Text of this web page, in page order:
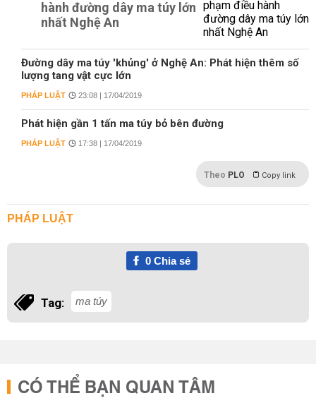
hành đường dây ma túy lớn
nhất Nghệ An
Đường dây ma túy 'khủng' ở Nghệ An: Phát hiện thêm số
lượng tang vật cực lớn
PHÁP LUẬT 23:08 | 17/04/2019
Phát hiện gần 1 tấn ma túy bỏ bên đường
PHÁP LUẬT 17:38 | 17/04/2019
Theo PLO Copy link
PHÁP LUẬT
0Chia sẻ
Tag: ma túy
CÓ THỂ BẠN QUAN TÂM